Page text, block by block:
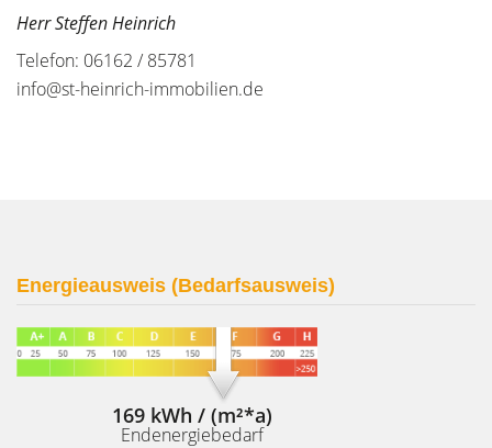
Herr Steffen Heinrich
Telefon: 06162 / 85781
info@st-heinrich-immobilien.de
Energieausweis (Bedarfsausweis)
169 kWh / (m²*a)
Endenergiebedarf